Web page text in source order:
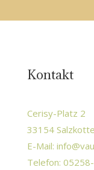
Kontakt
Cerisy-Platz 2
33154
E-Mail:
Telefon: